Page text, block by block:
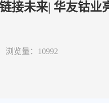
接未来| 华友钴业
浏览量：10992